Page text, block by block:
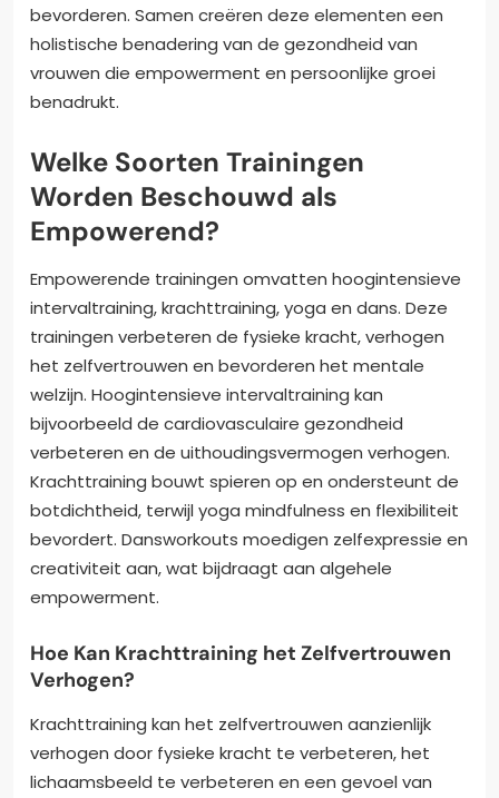
bevorderen. Samen creëren deze elementen een
holistische benadering van de gezondheid van
vrouwen die empowerment en persoonlijke groei
benadrukt.
Welke Soorten Trainingen
Worden Beschouwd als
Empowerend?
Empowerende trainingen omvatten hoogintensieve
intervaltraining, krachttraining, yoga en dans. Deze
trainingen verbeteren de fysieke kracht, verhogen
het zelfvertrouwen en bevorderen het mentale
welzijn. Hoogintensieve intervaltraining kan
bijvoorbeeld de cardiovasculaire gezondheid
verbeteren en de uithoudingsvermogen verhogen.
Krachttraining bouwt spieren op en ondersteunt de
botdichtheid, terwijl yoga mindfulness en flexibiliteit
bevordert. Dansworkouts moedigen zelfexpressie en
creativiteit aan, wat bijdraagt aan algehele
empowerment.
Hoe Kan Krachttraining het Zelfvertrouwen
Verhogen?
Krachttraining kan het zelfvertrouwen aanzienlijk
verhogen door fysieke kracht te verbeteren, het
lichaamsbeeld te verbeteren en een gevoel van